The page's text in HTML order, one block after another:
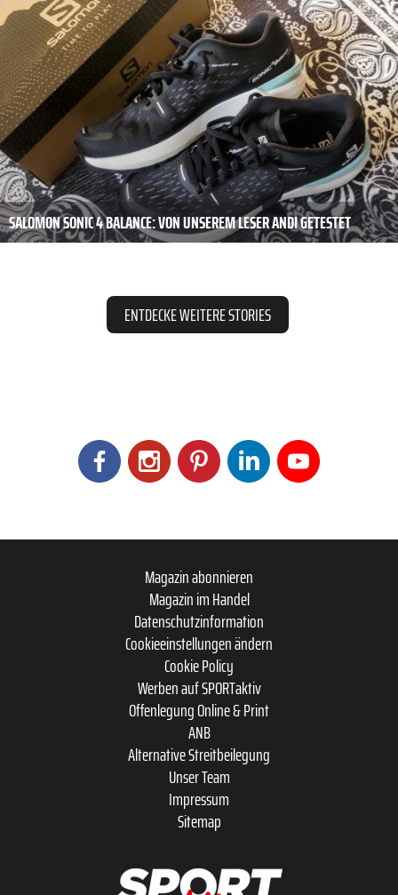
SALOMON SONIC 4 BALANCE: VON UNSEREM LESER ANDI GETESTET
ENTDECKE WEITERE STORIES
Magazin abonnieren
Magazin im Handel
Datenschutzinformation
Cookieeinstellungen ändern
Cookie Policy
Werben auf SPORTaktiv
Offenlegung Online & Print
ANB
Alternative Streitbeilegung
Unser Team
Impressum
Sitemap